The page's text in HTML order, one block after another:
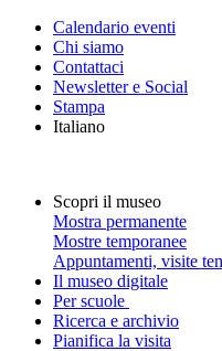
Calendario eventi
Chi siamo
Contattaci
Newsletter e Social
Stampa
Italiano
Scopri il museo
Mostra permanente
Mostre temporanee
Appuntamenti, visite
Il museo digitale
Per scuole
Ricerca e archivio
Pianifica la visita